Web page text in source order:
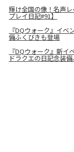
輝け全国の像！名声
プレイ日記#91】
『DQウォーク』イ
備ふくびきも登場
『DQウォーク』新イ
ドラクエの日記念装